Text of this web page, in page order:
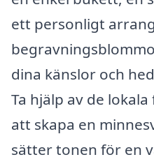
ett personligt
dina känslor och
Ta hjälp av de
att skapa en
sätter tonen för en